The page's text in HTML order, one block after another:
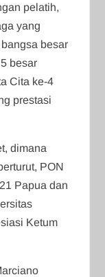
pelatih,
yang
besar
besar
Cita ke-4
prestasi
dimana
PON
Papua dan
Ketum